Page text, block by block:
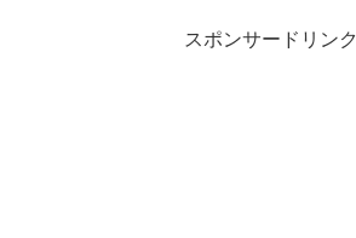
スポンサードリンク